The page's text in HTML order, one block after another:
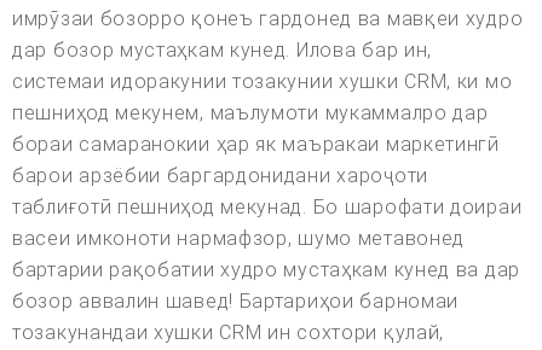
имрӯзаи бозорро қонеъ гардонед ва мавқеи худро
дар бозор мустаҳкам кунед. Илова бар ин,
системаи идоракунии тозакунии хушки CRM, ки мо
пешниҳод мекунем, маълумоти мукаммалро дар
бораи самаранокии ҳар як маъракаи маркетингӣ
барои арзёбии баргардонидани хароҷоти
таблиғотӣ пешниҳод мекунад. Бо шарофати доираи
васеи имконоти нармафзор, шумо метавонед
бартарии рақобатии худро мустаҳкам кунед ва дар
бозор аввалин шавед! Бартариҳои барномаи
тозакунандаи хушки CRM ин сохтори қулай,